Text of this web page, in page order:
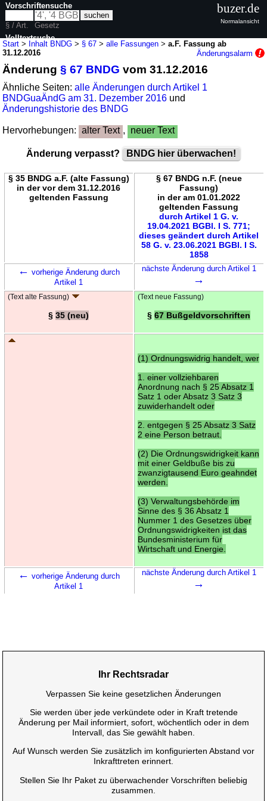
Start > Inhalt BNDG > § 67 >alle Fassungen >a.F. Fassung ab
31.12.2016
Änderungsalarm
Änderung§ 67 BNDG vom 31.12.2016
Ähnliche Seiten:alle Änderungen durch Artikel 1
BNDGuaÄndG am 31. Dezember 2016 und
Änderungshistorie des BNDG
Hervorhebungen: alter Text , neuer Text
Änderung verpasst? BNDG hier überwachen!
§ 35 BNDG a.F. (alte Fassung)
in der vor dem 31.12.2016
geltenden Fassung
§ 67 BNDG n.F. (neue
Fassung)
in der am 01.01.2022
geltenden Fassung
durch Artikel 1 G. v.
19.04.2021 BGBl. I S. 771;
dieses geändert durch Artikel
58 G. v. 23.06.2021 BGBl. I S.
1858
← vorherige Änderung durch
Artikel 1
nächste Änderung durch Artikel 1
→
(Text alte Fassung)
§ 35 (neu)
(Text neue Fassung)
§ 67 Bußgeldvorschriften
(1) Ordnungswidrig handelt, wer
1. einer vollziehbaren
Anordnung nach § 25 Absatz 1
Satz 1 oder Absatz 3 Satz 3
zuwiderhandelt oder
2. entgegen § 25 Absatz 3 Satz
2 eine Person betraut.
(2) Die Ordnungswidrigkeit kann
mit einer Geldbuße bis zu
zwanzigtausend Euro geahndet
werden.
(3) Verwaltungsbehörde im
Sinne des § 36 Absatz 1
Nummer 1 des Gesetzes über
Ordnungswidrigkeiten ist das
Bundesministerium für
Wirtschaft und Energie.
← vorherige Änderung durch
Artikel 1
nächste Änderung durch Artikel 1
→
Vorschriftensuche
§ / Art.
Gesetz
Volltextsuche
buzer.de
Normalansicht
Ihr Rechtsradar
Verpassen Sie keine gesetzlichen Änderungen
Sie werden über jede verkündete oder in Kraft tretende
Änderung per Mail informiert, sofort, wöchentlich oder in dem
Intervall, das Sie gewählt haben.
Auf Wunsch werden Sie zusätzlich im konfigurierten Abstand vor
Inkrafttreten erinnert.
Stellen Sie Ihr Paket zu überwachender Vorschriften beliebig
zusammen.